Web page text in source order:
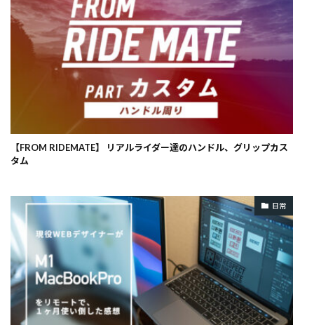
【FROM RIDEMATE】 リアルライダー達のハンドル、グリップカス
タム
日常